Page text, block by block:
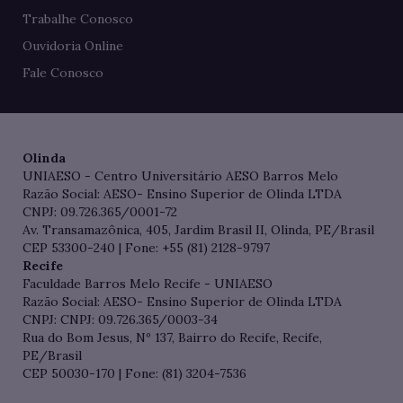
Trabalhe Conosco
Ouvidoria Online
Fale Conosco
Olinda
UNIAESO - Centro Universitário AESO Barros Melo
Razão Social: AESO- Ensino Superior de Olinda LTDA
CNPJ: 09.726.365/0001-72
Av. Transamazônica, 405, Jardim Brasil II, Olinda, PE/Brasil
CEP 53300-240 | Fone: +55 (81) 2128-9797
Recife
Faculdade Barros Melo Recife - UNIAESO
Razão Social: AESO- Ensino Superior de Olinda LTDA
CNPJ: CNPJ: 09.726.365/0003-34
Rua do Bom Jesus, Nº 137, Bairro do Recife, Recife,
PE/Brasil
CEP 50030-170 | Fone: (81) 3204-7536